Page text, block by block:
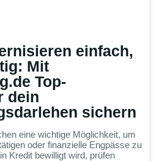
einfach,
Mit
Top-
dein
sichern
eine wichtige Möglichkeit, um
oder finanzielle Engpässe zu
Kredit bewilligt wird, prüfen